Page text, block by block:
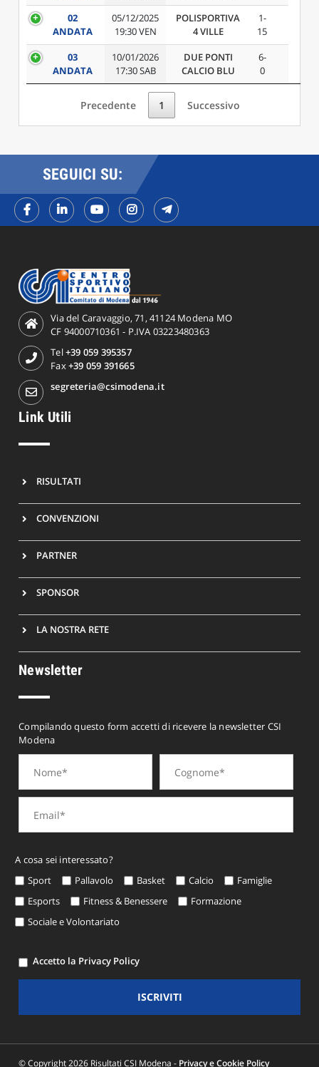
02
ANDATA
05/12/2025
19:30 VEN
POLISPORTIVA
4 VILLE
1-
15
03
ANDATA
10/01/2026
17:30 SAB
DUE PONTI
CALCIO BLU
6-
0
Precedente 1 Successivo
SEGUICI SU:
Via del Caravaggio, 71, 41124 Modena MO
CF 94000710361 - P.IVA 03223480363
Tel+39 059 395357
Fax+39 059 391665
segreteria@csimodena.it
Link Utili
RISULTATI
CONVENZIONI
PARTNER
SPONSOR
LA NOSTRA RETE
Newsletter
Compilando questo form accetti di ricevere la newsletter CSI
Modena
A cosa sei interessato?
Sport
Pallavolo Basket Calcio
Famiglie
Esports
Fitness & Benessere
Formazione
Sociale e Volontariato
Accetto la Privacy Policy
ISCRIVITI
© Copyright 2026 Risultati CSI Modena - Privacy e Cookie Policy